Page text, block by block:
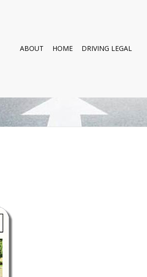
ABOUT HOME DRIVING LEGAL